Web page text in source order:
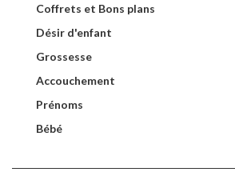
Coffrets et Bons plans
Désir d'enfant
Grossesse
Accouchement
Prénoms
Bébé